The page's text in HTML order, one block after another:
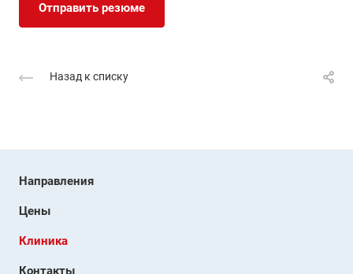
Отправить резюме
Назад к списку
Направления
Цены
Клиника
Контакты